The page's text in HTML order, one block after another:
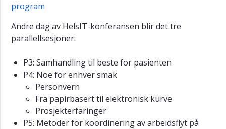
program
Andre dag av HelsIT-konferansen blir det tre
parallellsesjoner:
P3: Samhandling til beste for pasienten
P4: Noe for enhver smak
Personvern
Fra papirbasert til elektronisk kurve
Prosjekterfaringer
P5: Metoder for koordinering av arbeidsflyt på